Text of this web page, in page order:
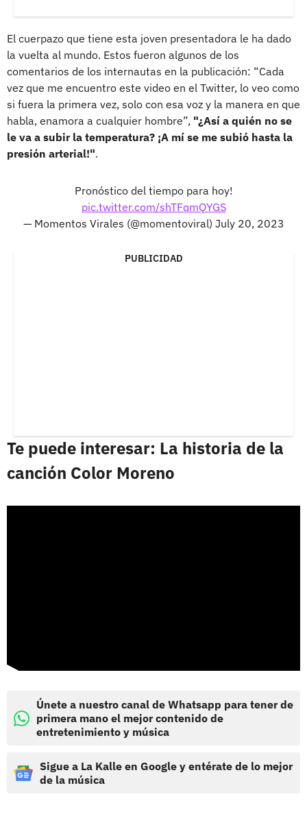
El cuerpazo que tiene esta joven presentadora le ha dado
la vuelta al mundo. Estos fueron algunos de los
comentarios de los internautas en la publicación: “Cada
vez que me encuentro este video en el Twitter, lo veo como
si fuera la primera vez, solo con esa voz y la manera en que
habla, enamora a cualquier hombre”, "¿Así a quién no se
le va a subir la temperatura? ¡A mí se me subió hasta la
presión arterial!".
Pronóstico del tiempo para hoy!
pic.twitter.com/shTFqmQYGS
— Momentos Virales (@momentoviral) July 20, 2023
PUBLICIDAD
Te puede interesar: La historia de la
canción Color Moreno
Únete a nuestro canal de Whatsapp para tener de
primera mano el mejor contenido de
entretenimiento y música
Sigue a La Kalle en Google y entérate de lo mejor
de la música